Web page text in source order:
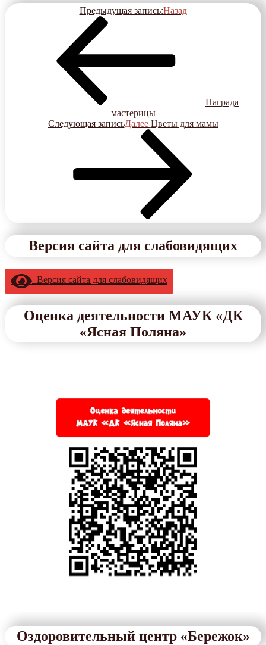
Предыдущая запись:Назад
Награда
мастерицы
Следующая записьДалее Цветы для мамы
Версия сайта для слабовидящих
Версия сайта для слабовидящих
Оценка деятельности МАУК «ДК
«Ясная Поляна»
Оздоровительный центр «Бережок»